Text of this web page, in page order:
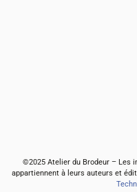
©2025 Atelier du Brodeur – Les
appartiennent à leurs auteurs et